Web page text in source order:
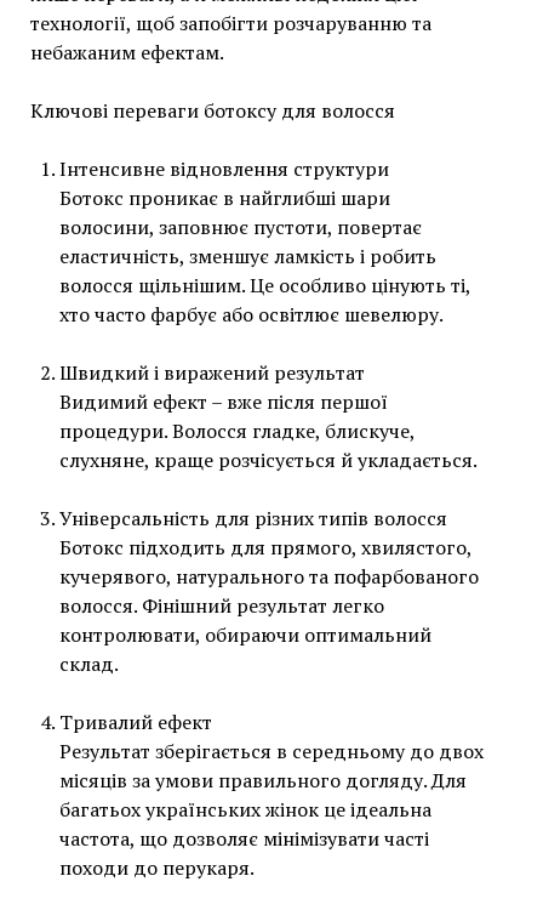
технології, щоб запобігти розчаруванню та
небажаним ефектам.
Ключові переваги ботоксу для волосся
Інтенсивне відновлення структури
Ботокс проникає в найглибші шари
волосини, заповнює пустоти, повертає
еластичність, зменшує ламкість і робить
волосся щільнішим. Це особливо цінують ті,
хто часто фарбує або освітлює шевелюру.
Швидкий і виражений результат
Видимий ефект – вже після першої
процедури. Волосся гладке, блискуче,
слухняне, краще розчісується й укладається.
Універсальність для різних типів волосся
Ботокс підходить для прямого, хвилястого,
кучерявого, натурального та пофарбованого
волосся. Фінішний результат легко
контролювати, обираючи оптимальний
склад.
Тривалий ефект
Результат зберігається в середньому до двох
місяців за умови правильного догляду. Для
багатьох українських жінок це ідеальна
частота, що дозволяє мінімізувати часті
походи до перукаря.